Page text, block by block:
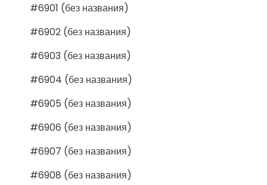
#6901 (без названия)
#6902 (без названия)
#6903 (без названия)
#6904 (без названия)
#6905 (без названия)
#6906 (без названия)
#6907 (без названия)
#6908 (без названия)